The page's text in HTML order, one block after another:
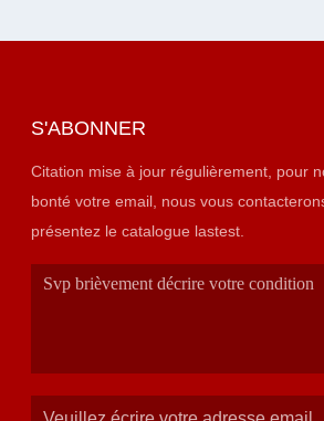
S'ABONNER
Citation mise à jour régulièrement, pour
bonté votre email, nous vous
présentez le catalogue lastest.